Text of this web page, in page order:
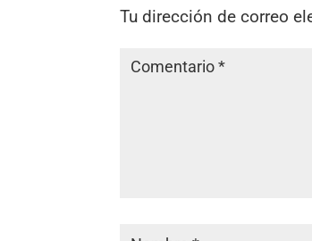
Tu dirección de correo